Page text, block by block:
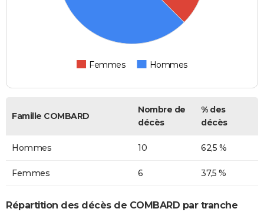
Femmes Hommes
Famille COMBARD
Nombre de
décès
% des
décès
Hommes 10 62,5 %
Femmes 6 37,5 %
Répartition des décès de COMBARD par tranche